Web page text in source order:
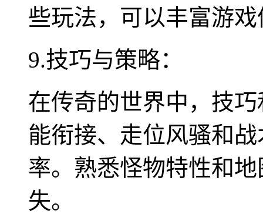
些玩法，可以丰富游
9.技巧与策略：
在传奇的世界中，技
能衔接、走位风骚和
率。熟悉怪物特性和
失。